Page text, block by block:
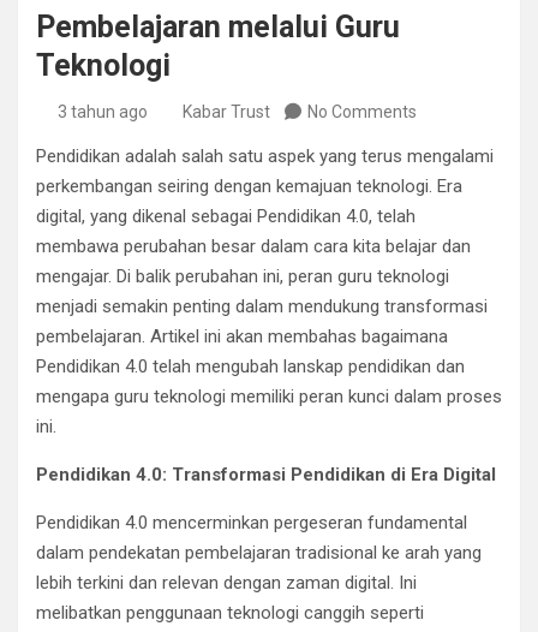
Pembelajaran melalui Guru
Teknologi
3 tahun ago Kabar Trust No Comments
Pendidikan adalah salah satu aspek yang terus mengalami
perkembangan seiring dengan kemajuan teknologi. Era
digital, yang dikenal sebagai Pendidikan 4.0, telah
membawa perubahan besar dalam cara kita belajar dan
mengajar. Di balik perubahan ini, peran guru teknologi
menjadi semakin penting dalam mendukung transformasi
pembelajaran. Artikel ini akan membahas bagaimana
Pendidikan 4.0 telah mengubah lanskap pendidikan dan
mengapa guru teknologi memiliki peran kunci dalam proses
ini.
Pendidikan 4.0: Transformasi Pendidikan di Era Digital
Pendidikan 4.0 mencerminkan pergeseran fundamental
dalam pendekatan pembelajaran tradisional ke arah yang
lebih terkini dan relevan dengan zaman digital. Ini
melibatkan penggunaan teknologi canggih seperti